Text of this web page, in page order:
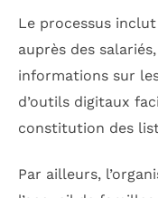
Le processus
auprès des
informations sur
d’outils digitaux
constitution des
Par ailleurs,